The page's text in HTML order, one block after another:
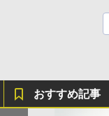
おすすめ記事